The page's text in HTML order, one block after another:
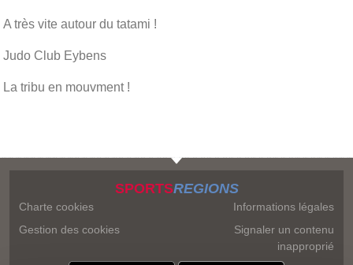
A très vite autour du tatami !
Judo Club Eybens
La tribu en mouvment !
SPORTSREGIONS
Charte cookies
Gestion des cookies
Informations légales
Signaler un contenu
inapproprié